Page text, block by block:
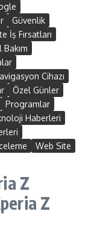
Güvenlik
İş Fırsatları
Bakım
Cihazı
Özel Günler
Programlar
Haberleri
Web Site
Z
Z